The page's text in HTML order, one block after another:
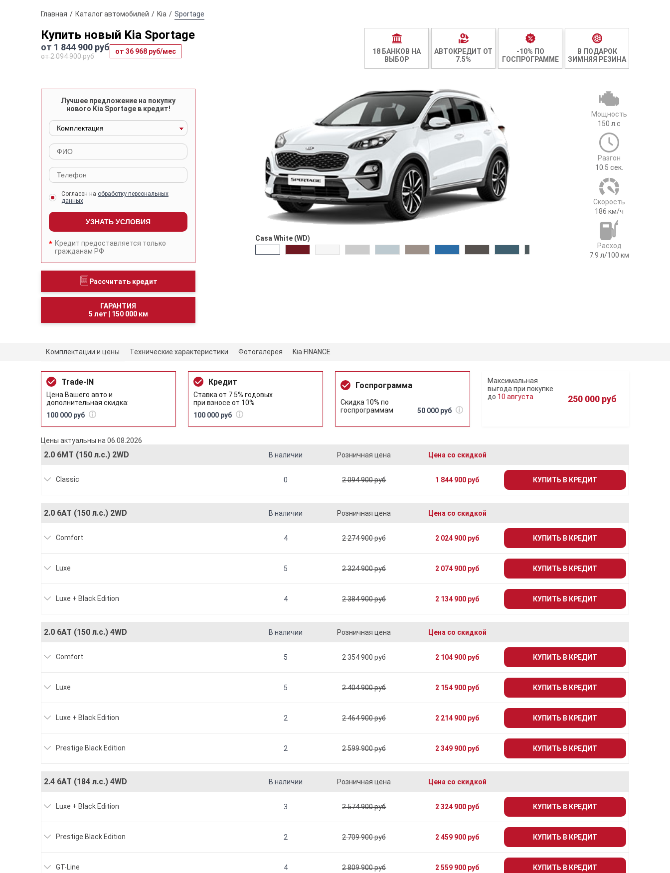
Главная Каталог автомобилей Kia Sportage
Купить новый Kia Sportage
от 1 844 900 руб
от 2 094 900 руб
от 36 968 руб/мес
18 БАНКОВ НА
ВЫБОР
АВТОКРЕДИТ ОТ
7.5%
-10% ПО
ГОСПРОГРАММЕ
В ПОДАРОК
ЗИМНЯЯ РЕЗИНА
Лучшее предложение на покупку
нового Kia Sportage в кредит!
Согласен на обработку персональных
данных
УЗНАТЬ УСЛОВИЯ
Кредит предоставляется только
гражданам РФ
Casa White (WD)
Мощность
150 л.с
Разгон
10.5 сек.
Cкорость
186 км/ч
Расход
7.9 л/100 км
Рассчитать кредит
ГАРАНТИЯ
5 лет
150 000 км
Комплектации и цены Технические характеристики Фотогалерея Kia FINANCE
Trade-IN
Цена Вашего авто и
дополнительная скидка:
100 000 руб
Кредит
Ставка от 7.5% годовых
при взносе от 10%
100 000 руб
Госпрограмма
Скидка 10% по
госпрограммам
50 000 руб
10 августа 250 000 руб
Цены актуальны на 06.08.2026
2.0 6МТ (150 л.с.) 2WD В наличии Розничная цена Цена со скидкой
Classic 0 2 094 900 руб 1 844 900 руб КУПИТЬ В КРЕДИТ
2.0 6АТ (150 л.с.) 2WD В наличии Розничная цена Цена со скидкой
Comfort 4 2 274 900 руб 2 024 900 руб КУПИТЬ В КРЕДИТ
Luxe 5 2 324 900 руб 2 074 900 руб КУПИТЬ В КРЕДИТ
Luxe + Black Edition 4 2 384 900 руб 2 134 900 руб КУПИТЬ В КРЕДИТ
2.0 6АТ (150 л.с.) 4WD В наличии Розничная цена Цена со скидкой
Comfort 5 2 354 900 руб 2 104 900 руб КУПИТЬ В КРЕДИТ
Luxe 5 2 404 900 руб 2 154 900 руб КУПИТЬ В КРЕДИТ
Luxe + Black Edition 2 2 464 900 руб 2 214 900 руб КУПИТЬ В КРЕДИТ
Prestige Black Edition 2 2 599 900 руб 2 349 900 руб КУПИТЬ В КРЕДИТ
2.4 6АТ (184 л.с.) 4WD В наличии Розничная цена Цена со скидкой
Luxe + Black Edition 3 2 574 900 руб 2 324 900 руб КУПИТЬ В КРЕДИТ
Prestige Black Edition 2 2 709 900 руб 2 459 900 руб КУПИТЬ В КРЕДИТ
GT-Line 4 2 809 900 руб 2 559 900 руб КУПИТЬ В КРЕДИТ